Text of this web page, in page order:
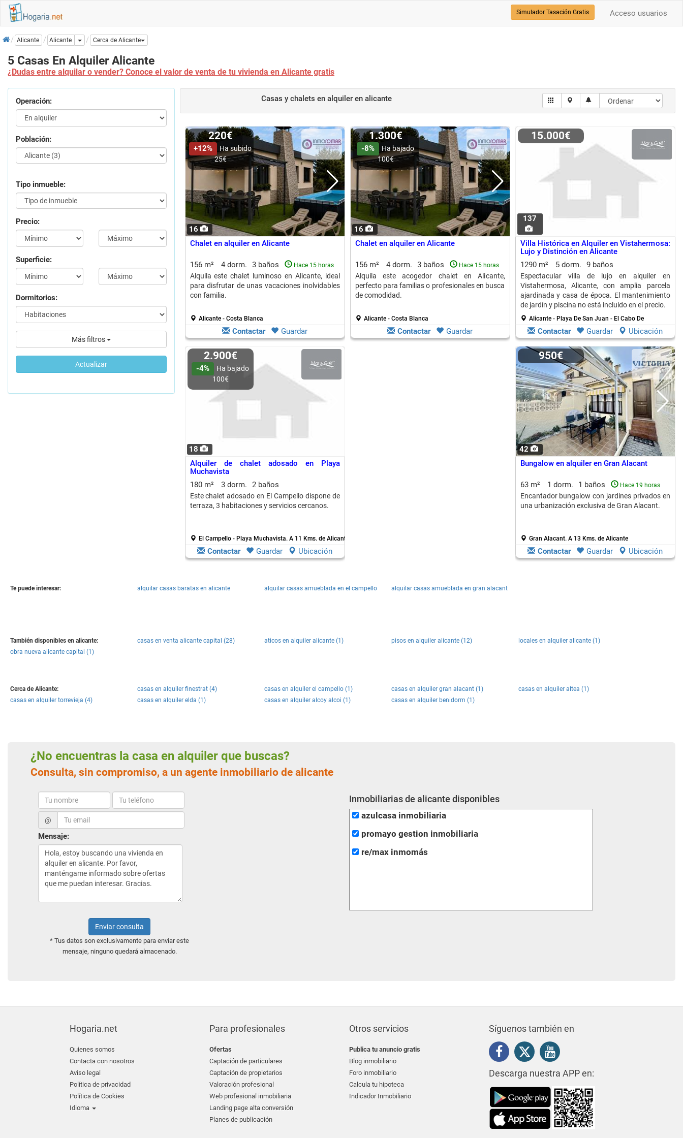
Acceso usuarios
Simulador Tasación Gratis
InicioAlicante Alicante Dropdown
Cerca de Alicante
5 Casas En Alquiler Alicante
¿Dudas entre alquilar o vender? Conoce el valor de venta de tu vivienda en Alicante gratis
Operación:
Población:
Tipo inmueble:
Precio:
Superficie:
Dormitorios:
Más filtros
Actualizar
Casas y chalets en alquileren alicante
16
220€
+12%
Ha subido
25€
Chalet en alquiler en Alicante
156 m² 4 dorm. 3 baños Hace 15 horas
Alquila este chalet luminoso en Alicante, ideal
para disfrutar de unas vacaciones inolvidables
con familia.
Alicante - Costa Blanca
Contactar Guardar
16
1.300€
-8%
Ha bajado
100€
Chalet en alquiler en Alicante
156 m² 4 dorm. 3 baños Hace 15 horas
Alquila este acogedor chalet en Alicante,
perfecto para familias o profesionales en busca
de comodidad.
Alicante - Costa Blanca
Contactar Guardar
137
15.000€
Villa Histórica en Alquiler en Vistahermosa:
Lujo y Distinción en Alicante
1290 m²
5 dorm. 9 baños
Espectacular villa de lujo en alquiler en
Vistahermosa, Alicante, con amplia parcela
ajardinada y casa de época. El mantenimiento
de jardín y piscina no está incluido en el precio.
Alicante - Playa De San Juan - El Cabo De
Contactar Guardar Ubicación
18
2.900€
-4%
Ha bajado
100€
Alquiler de chalet adosado en Playa
Muchavista
180 m²
3 dorm. 2 baños
Este chalet adosado en El Campello dispone de
terraza, 3 habitaciones y servicios cercanos.
El Campello - Playa Muchavista. A 11 Kms. de Alicante
Contactar Guardar Ubicación
42
950€
Bungalow en alquiler en Gran Alacant
63 m² 1 dorm. 1 baños Hace 19 horas
Encantador bungalow con jardines privados en
una urbanización exclusiva de Gran Alacant.
Gran Alacant. A 13 Kms. de Alicante
Contactar Guardar Ubicación
Te puede interesar: alquilar casas baratas en alicante alquilar casas amueblada en el campello alquilar casas amueblada en gran alacant
También disponibles en alicante: casas en venta alicante capital (28) aticos en alquiler alicante (1) pisos en alquiler alicante (12)
locales en alquiler alicante (1)
obra nueva alicante capital (1)
Cerca de Alicante: casas en alquiler finestrat (4) casas en alquiler el campello (1) casas en alquiler gran alacant (1)
casas en alquiler altea (1)
casas en alquiler torrevieja (4)
casas en alquiler elda (1) casas en alquiler alcoy alcoi (1) casas en alquiler benidorm (1)
¿No encuentras la casa en alquiler que buscas?
Consulta, sin compromiso, a un agente inmobiliario de alicante
@
Mensaje:
Enviar consulta
* Tus datos son exclusivamente para enviar este
mensaje, ninguno quedará almacenado.
Inmobiliarias de alicante disponibles
azulcasa inmobiliaria
promayo gestion inmobiliaria
re/max inmomás
Hogaria.net
Quienes somos
Contacta con nosotros
Aviso legal
Política de privacidad
Política de Cookies
Idioma
Para profesionales
Ofertas
Captación de particulares
Captación de propietarios
Valoración profesional
Web profesional inmobiliaria
Landing page alta conversión
Planes de publicación
Otros servicios
Publica tu anuncio gratis
Blog inmobiliario
Foro inmobiliario
Calcula tu hipoteca
Indicador Inmobiliario
Síguenos también en
Descarga nuestra APP en: